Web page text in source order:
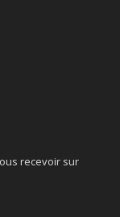
recevoir sur